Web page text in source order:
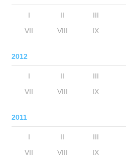
I II III
VII
VIII IX
2012
I II III
VII
VIII IX
2011
I II III
VII
VIII IX